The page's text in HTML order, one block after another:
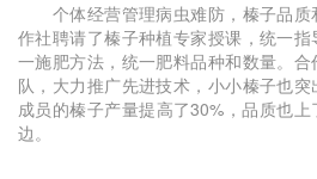
个体经营管理病虫难防，榛子品质
作社聘请了榛子种植专家授课，统一
一施肥方法，统一肥料品种和数量。
队，大力推广先进技术，小小榛子也
成员的榛子产量提高了30%，品质也
边。